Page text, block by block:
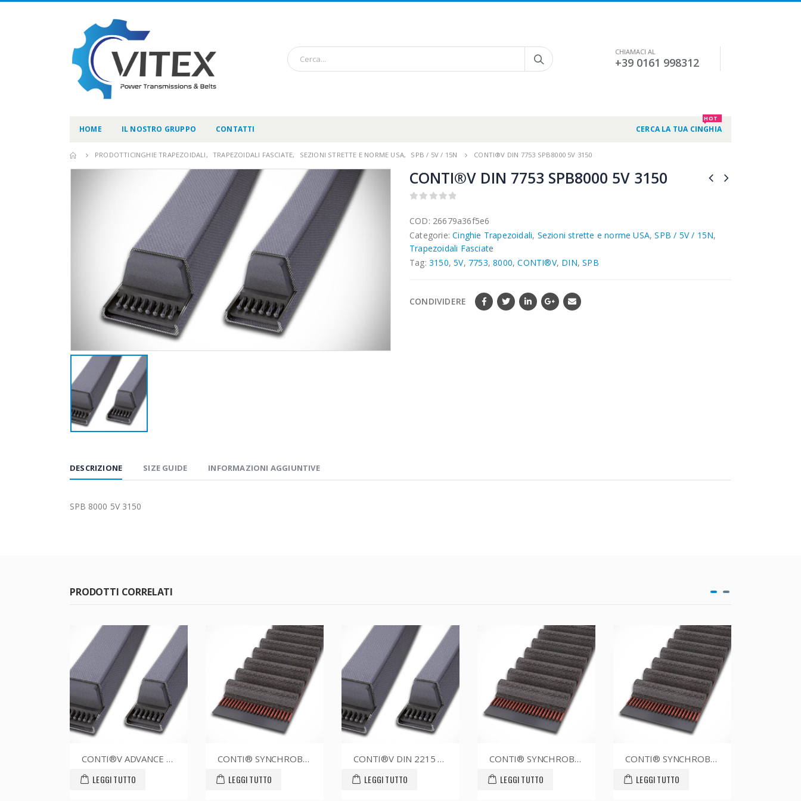
CHIAMACI AL
+39 0161 998312
HOME IL NOSTRO GRUPPO CONTATTI CERCA LA TUA CINGHIA
HOT
PRODOTTI CINGHIE TRAPEZOIDALI, TRAPEZOIDALI FASCIATE, SEZIONI STRETTE E NORME USA, SPB / 5V / 15N CONTI®V DIN 7753 SPB8000 5V 3150
CONTI®V DIN 7753 SPB8000 5V 3150
COD: 26679a36f5e6
Categorie:Cinghie Trapezoidali, Sezioni strette e norme USA,SPB / 5V / 15N,
Trapezoidali Fasciate
Tag: 3150,5V, 7753,8000,CONTI®V, DIN,SPB
CONDIVIDERE
DESCRIZIONE SIZE GUIDE INFORMAZIONI AGGIUNTIVE
SPB 8000 5V 3150
PRODOTTI CORRELATI